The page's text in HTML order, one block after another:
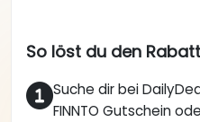
So löst du den
Suche dir bei
FINNTO Gutschein